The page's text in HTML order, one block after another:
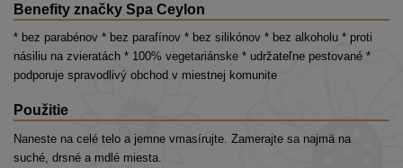
Benefity značky Spa Ceylon
* bez parabénov * bez parafínov * bez silikónov * bez alkoholu * proti
násiliu na zvieratách * 100% vegetariánske * udržateľne pestované *
podporuje spravodlivý obchod v miestnej komunite
Použitie
Naneste na celé telo a jemne vmasírujte. Zamerajte sa najmä na
suché, drsné a mdlé miesta.